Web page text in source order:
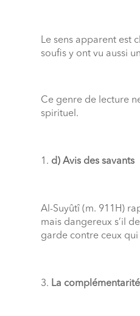
Le sens apparent est
soufis y ont vu aussi
Ce genre de lecture
spirituel.
d) Avis des savants
Al-Suyûtî (m. 911H)
mais dangereux s’il
garde contre ceux
La